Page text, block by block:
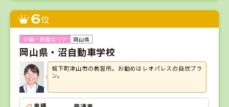
6位
岡山県
岡山県・沼自動車学校
城下町津山市の教習所。お勧めはレオパレスの自炊プラ
ン。